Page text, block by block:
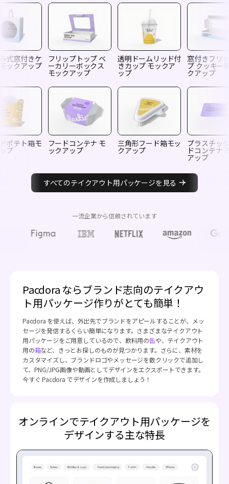
式窓付きケ
ックアップ
フリップトップ ベ
ーカリーボックス
モックアップ
透明ドームリッド付
きカップ モックア
ップ
窓付きフリ
プ クッキー
クアップ
ポテト箱モ
プ
フードコンテナ モ
ックアップ
三角形フード箱モッ
クアップ
プラスチッ
ドコンテナ
アップ
すべてのテイクアウト用パッケージを見る
一流企業から信頼されています
Pacdora ならブランド志向のテイクアウ
ト用パッケージ作りがとても簡単！
Pacdora を使えば、外出先でブランドをアピールすることが、メッ
セージを発信するくらい簡単になります。さまざまなテイクアウト
用パッケージをご用意しているので、飲料用の缶や、テイクアウト
用の箱など、きっとお探しのものが見つかります。さらに、素材を
カスタマイズし、ブランドロゴやメッセージを数クリックで追加し
て、PNG/JPG画像や動画としてデザインをエクスポートできます。
今すぐ Pacdora でデザインを作成しましょう！
オンラインでテイクアウト用パッケージを
デザインする主な特長